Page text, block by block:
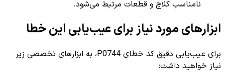
نامناسب کلاچ و قطعات مرتبط می‌شود.
ابزارهای مورد نیاز برای عیب‌یابی این خطا
برای عیب‌یابی دقیق کد خطای P0744، به ابزارهای تخصصی زیر
نیاز خواهید داشت: